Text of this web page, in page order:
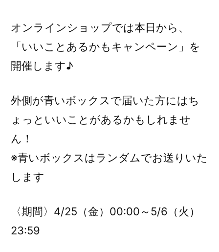
オンラインショップでは本日から、
「いいことあるかもキャンペーン」を
開催します♪
外側が青いボックスで届いた方にはち
ょっといいことがあるかもしれませ
ん！
※青いボックスはランダムでお送りいた
します
〈期間〉4/25（金）00:00～5/6（火）
23:59